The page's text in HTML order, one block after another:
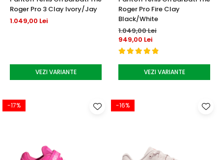
Roger Pro 3 Clay Ivory/Jay
1.049,00 Lei
VEZI VARIANTE
Roger Pro Fire Clay
Black/White
1.049,00 Lei
949,00 Lei
VEZI VARIANTE
-17% -16%